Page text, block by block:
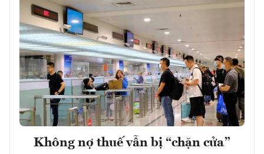
Không nợ thuế vẫn bị “chặn cửa”